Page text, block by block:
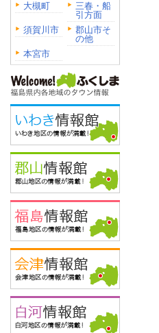
大槻町
三春・船
引方面
須賀川市
郡山市そ
の他
本宮市